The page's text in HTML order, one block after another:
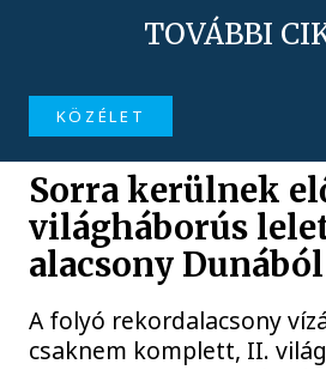
TOVÁBBI
KÖZÉLET
Sorra kerülnek
világháborús
alacsony Dunából
A folyó rekordalacsony
csaknem komplett, II.